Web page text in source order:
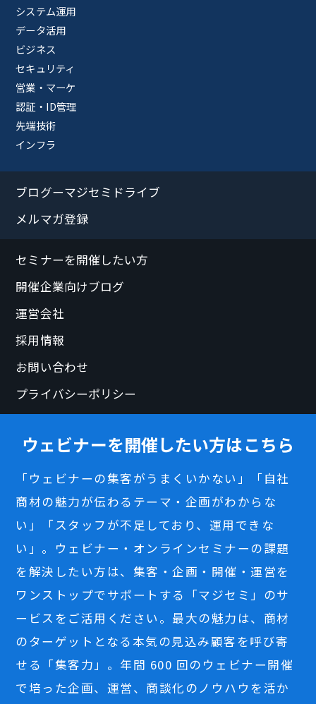
システム運用
データ活用
ビジネス
セキュリティ
営業・マーケ
認証・ID管理
先端技術
インフラ
ブログーマジセミドライブ
メルマガ登録
セミナーを開催したい方
開催企業向けブログ
運営会社
採用情報
お問い合わせ
プライバシーポリシー
ウェビナーを開催したい方はこちら
「ウェビナーの集客がうまくいかない」「自社
商材の魅力が伝わるテーマ・企画がわからな
い」「スタッフが不足しており、運用できな
い」。ウェビナー・オンラインセミナーの課題
を解決したい方は、集客・企画・開催・運営を
ワンストップでサポートする「マジセミ」のサ
ービスをご活用ください。最大の魅力は、商材
のターゲットとなる本気の見込み顧客を呼び寄
せる「集客力」。年間 600 回のウェビナー開催
で培った企画、運営、商談化のノウハウを活か